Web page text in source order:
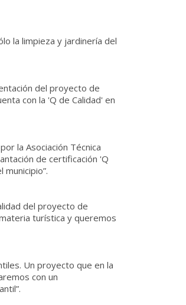
la limpieza y jardinería del
del proyecto de
con la 'Q de Calidad' en
la Asociación Técnica
de certificación 'Q
del proyecto de
turística y queremos
Un proyecto que en la
con un